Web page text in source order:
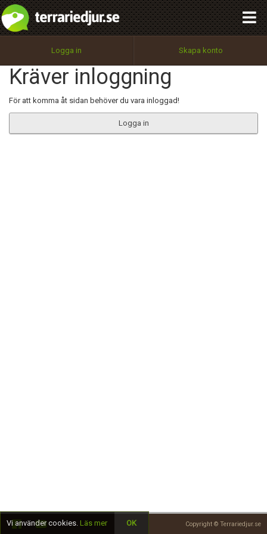
Logga in Skapa konto
Kräver inloggning
För att komma åt sidan behöver du vara inloggad!
Logga in
Copyright © Terrariedjur.se
Utför
100%
OK
integritetspolicy
Namn:
Epost:
Begär nytt lösenord
Tillbaka till förstasidan
Vi använder cookies. Läs mer OK